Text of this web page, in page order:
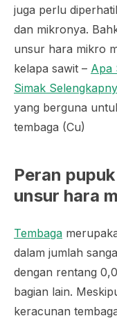
juga perlu
dan mikronya.
unsur hara mikro
kelapa sawit – Apa
Simak
yang berguna
tembaga (Cu)
Peran
unsur hara
Tembaga
dalam jumlah
dengan rentang
bagian lain.
keracunan